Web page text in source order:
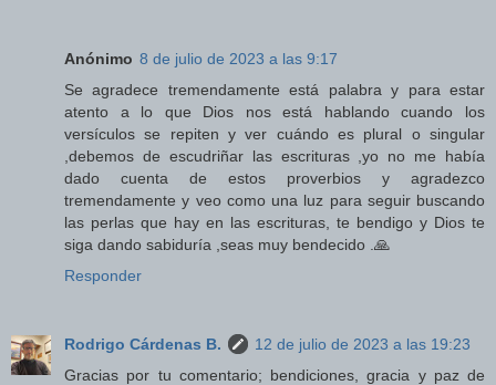
Anónimo 8 de julio de 2023 a las 9:17
Se agradece tremendamente está palabra y para estar
atento a lo que Dios nos está hablando cuando los
versículos se repiten y ver cuándo es plural o singular
,debemos de escudriñar las escrituras ,yo no me había
dado cuenta de estos proverbios y agradezco
tremendamente y veo como una luz para seguir buscando
las perlas que hay en las escrituras, te bendigo y Dios te
siga dando sabiduría ,seas muy bendecido .🙏
Responder
Rodrigo Cárdenas B.
12 de julio de 2023 a las 19:23
Gracias por tu comentario; bendiciones, gracia y paz de